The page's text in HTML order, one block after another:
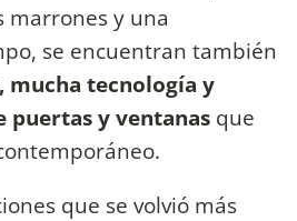
marrones y una
se encuentran también
mucha tecnología y
puertas y ventanas que
que se volvió más